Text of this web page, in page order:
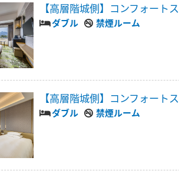
【高層階城側】コンフォート
ダブル 禁煙ルーム
【高層階城側】コンフォート
ダブル 禁煙ルーム